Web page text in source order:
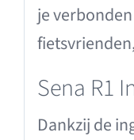
je
Sena R1
Dankzij de